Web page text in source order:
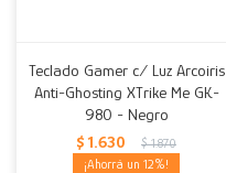
Teclado Gamer c/ Luz Arcoiris
Anti-Ghosting XTrike Me GK-
980 - Negro
$ 1.630 $ 1.870
12